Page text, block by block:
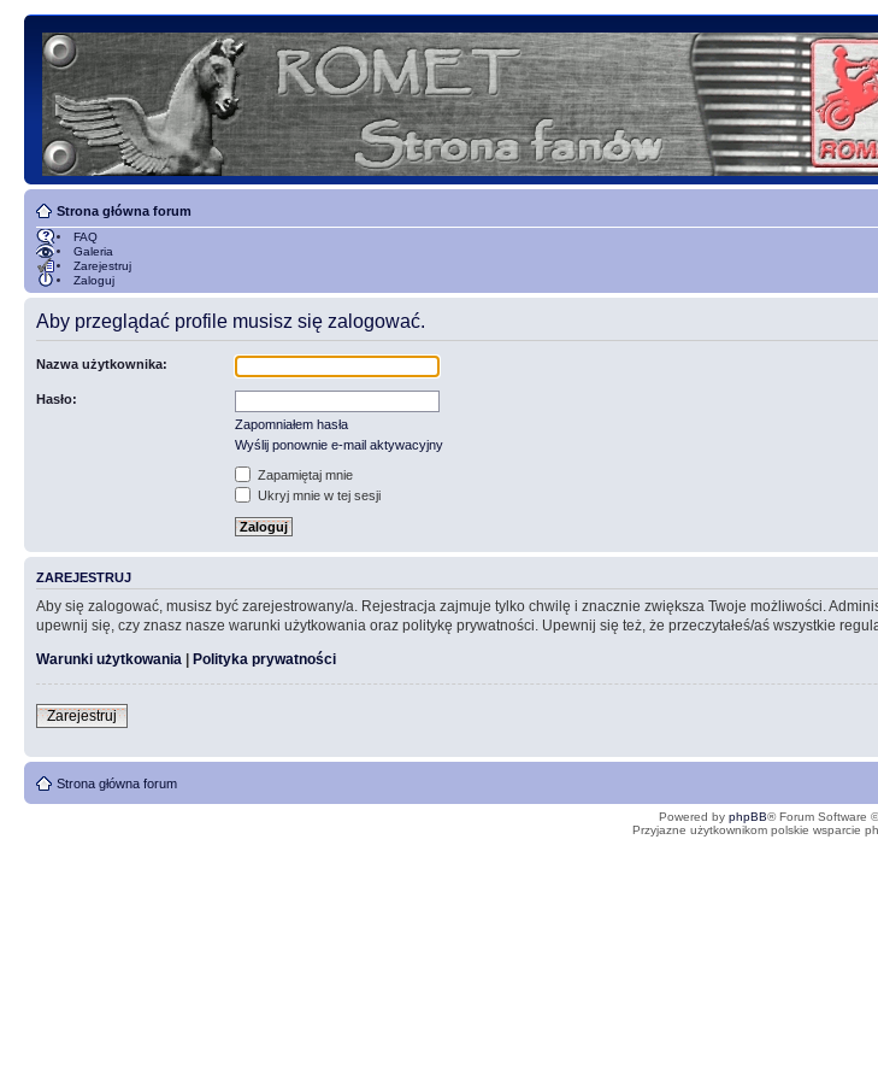
Strona główna forum
FAQ
Galeria
Zarejestruj
Zaloguj
Aby przeglądać profile musisz się zalogować.
Nazwa użytkownika:
Hasło:
Zapomniałem hasła
Wyślij ponownie e-mail aktywacyjny
Zapamiętaj mnie
Ukryj mnie w tej sesji
ZAREJESTRUJ
Aby się zalogować, musisz być zarejestrowany/a. Rejestracja zajmuje tylko chwilę i znacznie zwiększa Twoje możliwości.
upewnij się, czy znasz nasze warunki użytkowania oraz politykę prywatności. Upewnij się też, że przeczytałeś/aś wszystkie
Warunki użytkowania | Polityka prywatności
Zarejestruj
Strona główna forum
Powered by phpBB® Forum Software
Przyjazne użytkownikom polskie wsparcie